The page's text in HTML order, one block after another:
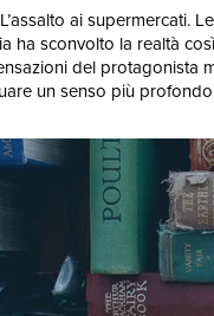
ai
ha sconvolto la realtà
del protagonista
un senso più